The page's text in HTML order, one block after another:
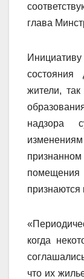
глава
жители,
надзора
помещения
когда
что их